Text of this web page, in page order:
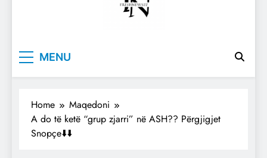
MENU
Home
Maqedoni
A do të ketë “grup zjarri” në ASH?? Përgjigjet
Snopçe⬇️⬇️